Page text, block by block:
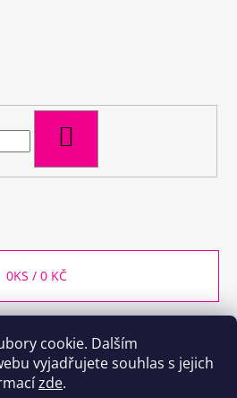
cookie. Dalším
vyjadřujete souhlas s jejich
zde.
0KS / 0 KČ
Kozlovna CB Plzeňka CB